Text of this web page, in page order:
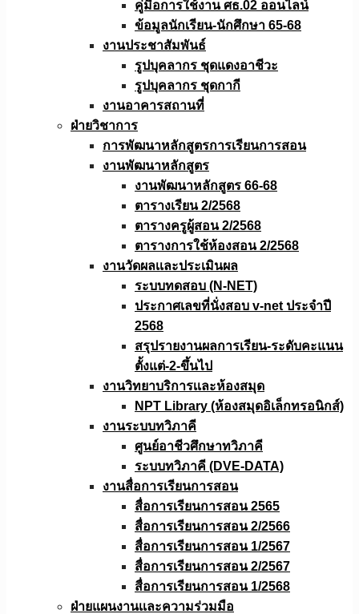
คู่มือการใช้งาน ศธ.02 ออนไลน์
ข้อมูลนักเรียน-นักศึกษา 65-68
งานประชาสัมพันธ์
รูปบุคลากร ชุดแดงอาชีวะ
รูปบุคลากร ชุดกากี
งานอาคารสถานที่
ฝ่ายวิชาการ
การพัฒนาหลักสูตรการเรียนการสอน
งานพัฒนาหลักสูตร
งานพัฒนาหลักสูตร 66-68
ตารางเรียน 2/2568
ตารางครูผู้สอน 2/2568
ตารางการใช้ห้องสอน 2/2568
งานวัดผลเเละประเมินผล
ระบบทดสอบ (N-NET)
ประกาศเลขที่นั่งสอบ v-net ประจำปี
2568
สรุปรายงานผลการเรียน-ระดับคะแนน
ตั้งแต่-2-ขึ้นไป
งานวิทยาบริการเเละห้องสมุด
NPT Library (ห้องสมุดอิเล็กทรอนิกส์)
งานระบบทวิภาคี
ศูนย์อาชีวศึกษาทวิภาคี
ระบบทวิภาคี (DVE-DATA)
งานสื่อการเรียนการสอน
สื่อการเรียนการสอน 2565
สื่อการเรียนการสอน 2/2566
สื่อการเรียนการสอน 1/2567
สื่อการเรียนการสอน 2/2567
สื่อการเรียนการสอน 1/2568
ฝ่ายแผนงานเเละความร่วมมือ